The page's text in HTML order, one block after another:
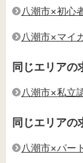
八潮市×初心
八潮市×マイ
同じエリアの
八潮市×私立
同じエリアの
八潮市×パート